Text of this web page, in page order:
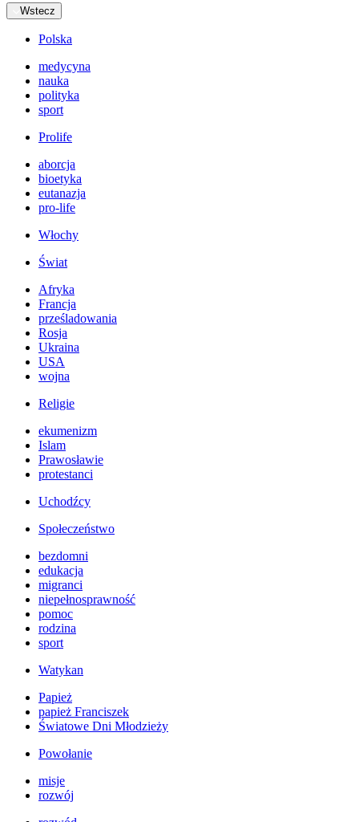
Wstecz
Polska
medycyna
nauka
polityka
sport
Prolife
aborcja
bioetyka
eutanazja
pro-life
Włochy
Świat
Afryka
Francja
prześladowania
Rosja
Ukraina
USA
wojna
Religie
ekumenizm
Islam
Prawosławie
protestanci
Uchodźcy
Społeczeństwo
bezdomni
edukacja
migranci
niepełnosprawność
pomoc
rodzina
sport
Watykan
Papież
papież Franciszek
Światowe Dni Młodzieży
Powołanie
misje
rozwój